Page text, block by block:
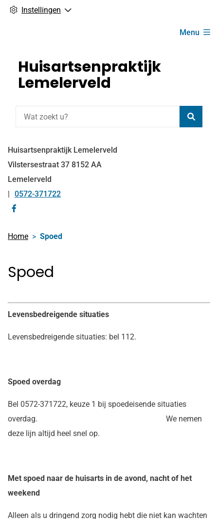
Instellingen
Menu
Huisartsenpraktijk
Lemelerveld
Huisartsenpraktijk Lemelerveld
Vilstersestraat 37 8152 AA
Lemelerveld
Tel:
0572-371722
facebook
Home Spoed
Spoed
Levensbedreigende situaties
Levensbedreigende situaties: bel 112.
Spoed overdag
Bel 0572-371722, keuze 1 bij spoedeisende situaties
overdag. We nemen
deze lijn altijd heel snel op.
Met spoed naar de huisarts in de avond, nacht of het
weekend
Alleen als u dringend zorg nodig hebt die niet kan wachten